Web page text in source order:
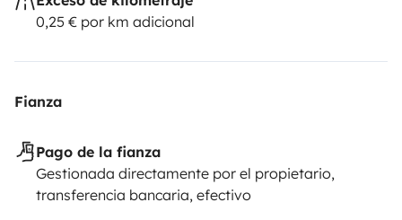
mantenido la escalera por lo que las fotos serán
0,25 € por km adicional
Fianza
Pago de la fianza
Gestionada directamente por el propietario,
transferencia bancaria, efectivo